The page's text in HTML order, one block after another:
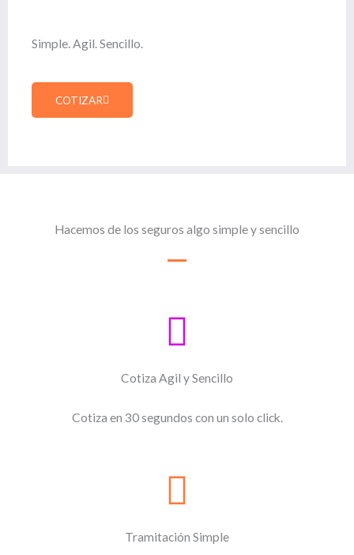
Simple. Agil. Sencillo.
COTIZAR
Hacemos de los seguros algo simple y sencillo
Cotiza Agil y Sencillo
Cotiza en 30 segundos con un solo click.
Tramitación Simple